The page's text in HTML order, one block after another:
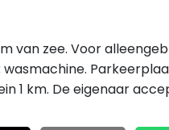
van zee. Voor
1 km. De eigenaar